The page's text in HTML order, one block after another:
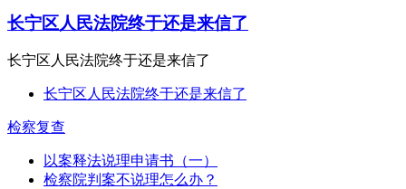
长宁区人民法院终于还是来信了
长宁区人民法院终于还是来信了
长宁区人民法院终于还是来信了
检察复查
以案释法说理申请书（一）
检察院判案不说理怎么办？